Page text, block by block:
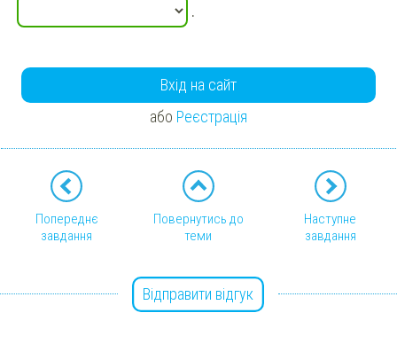
.
Вхід на сайт
або Реєстрація
Попереднє
завдання
Повернутись до
теми
Наступне
завдання
Відправити відгук